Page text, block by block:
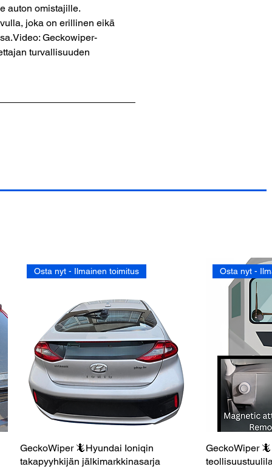
auton omistajille.
joka on erillinen eikä
Geckowiper-
turvallisuuden
Pikakatselu
Osta nyt - Ilmainen toimitus
GeckoWiper 🦎Hyundai Ioniqin
takapyyhkijän jälkimarkkinasarja
Osta nyt -
GeckoWiper